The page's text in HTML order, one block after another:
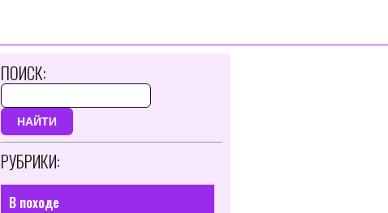
ПОИСК:
НАЙТИ
РУБРИКИ:
В походе